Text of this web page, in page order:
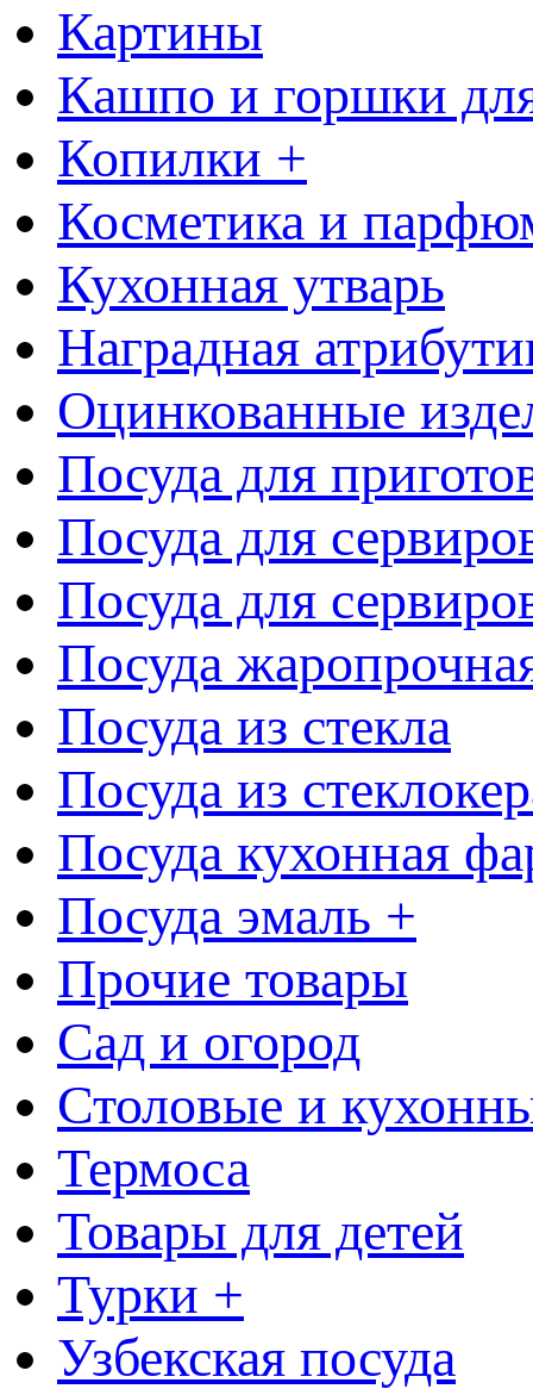
Картины
Кашпо и горшки
Копилки +
Косметика и
Кухонная утварь
Наградная
Оцинкованные
Посуда для
Посуда для
Посуда для
Посуда
Посуда из стекла
Посуда из
Посуда кухонная
Посуда эмаль +
Прочие товары
Сад и огород
Столовые и
Термоса
Товары для детей
Турки +
Узбекская посуда